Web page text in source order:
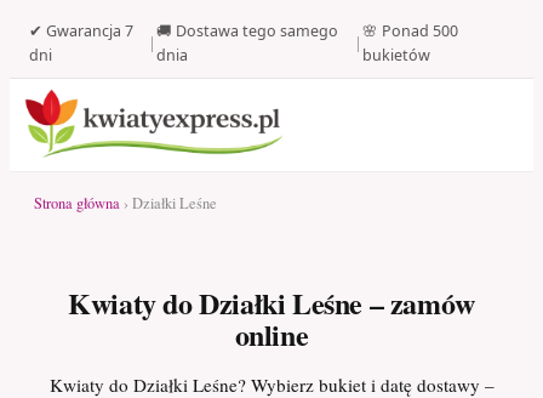
✔ Gwarancja 7
dni
|
🚚 Dostawa tego samego
dnia
|
🌸 Ponad 500
bukietów
Strona główna › Działki Leśne
Kwiaty do Działki Leśne – zamów
online
Kwiaty do Działki Leśne? Wybierz bukiet i datę dostawy –